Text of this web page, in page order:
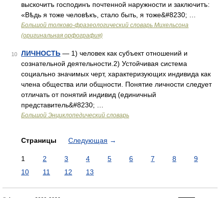
выскочитъ господинъ почтенной наружности и заключитъ:
«Вѣдь я тоже человѣкъ, стало быть, я тоже&#8230; …
Большой толково-фразеологический словарь Михельсона
(оригинальная орфография)
10 ЛИЧНОСТЬ — 1) человек как субъект отношений и
сознательной деятельности.2) Устойчивая система
социально значимых черт, характеризующих индивида как
члена общества или общности. Понятие личности следует
отличать от понятий индивид (единичный
представитель&#8230; …
Большой Энциклопедический словарь
Страницы Следующая →
1 2 3 4 5 6 7 8
9
10
11 12 13